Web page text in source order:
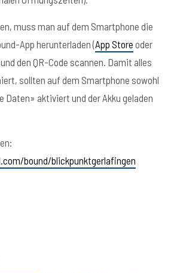
muss man auf dem Smartphone die
App herunterladen (App Store oder
den QR-Code scannen. Damit alles
sollten auf dem Smartphone sowohl
Daten» aktiviert und der Akku geladen
bound/blickpunktgerlafingen